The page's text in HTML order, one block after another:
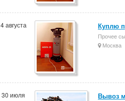
4 августа Куплю
Прочее
Москва
30 июля Вывоз